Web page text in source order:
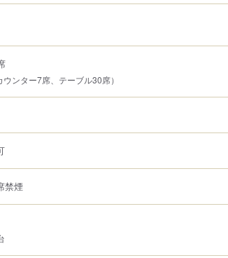
ウンター7席、テーブル30席）
禁煙